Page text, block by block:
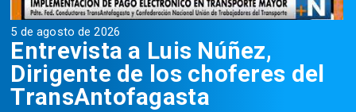
5 de agosto de 2026
Entrevista a Luis Núñez,
Dirigente de los choferes del
TransAntofagasta